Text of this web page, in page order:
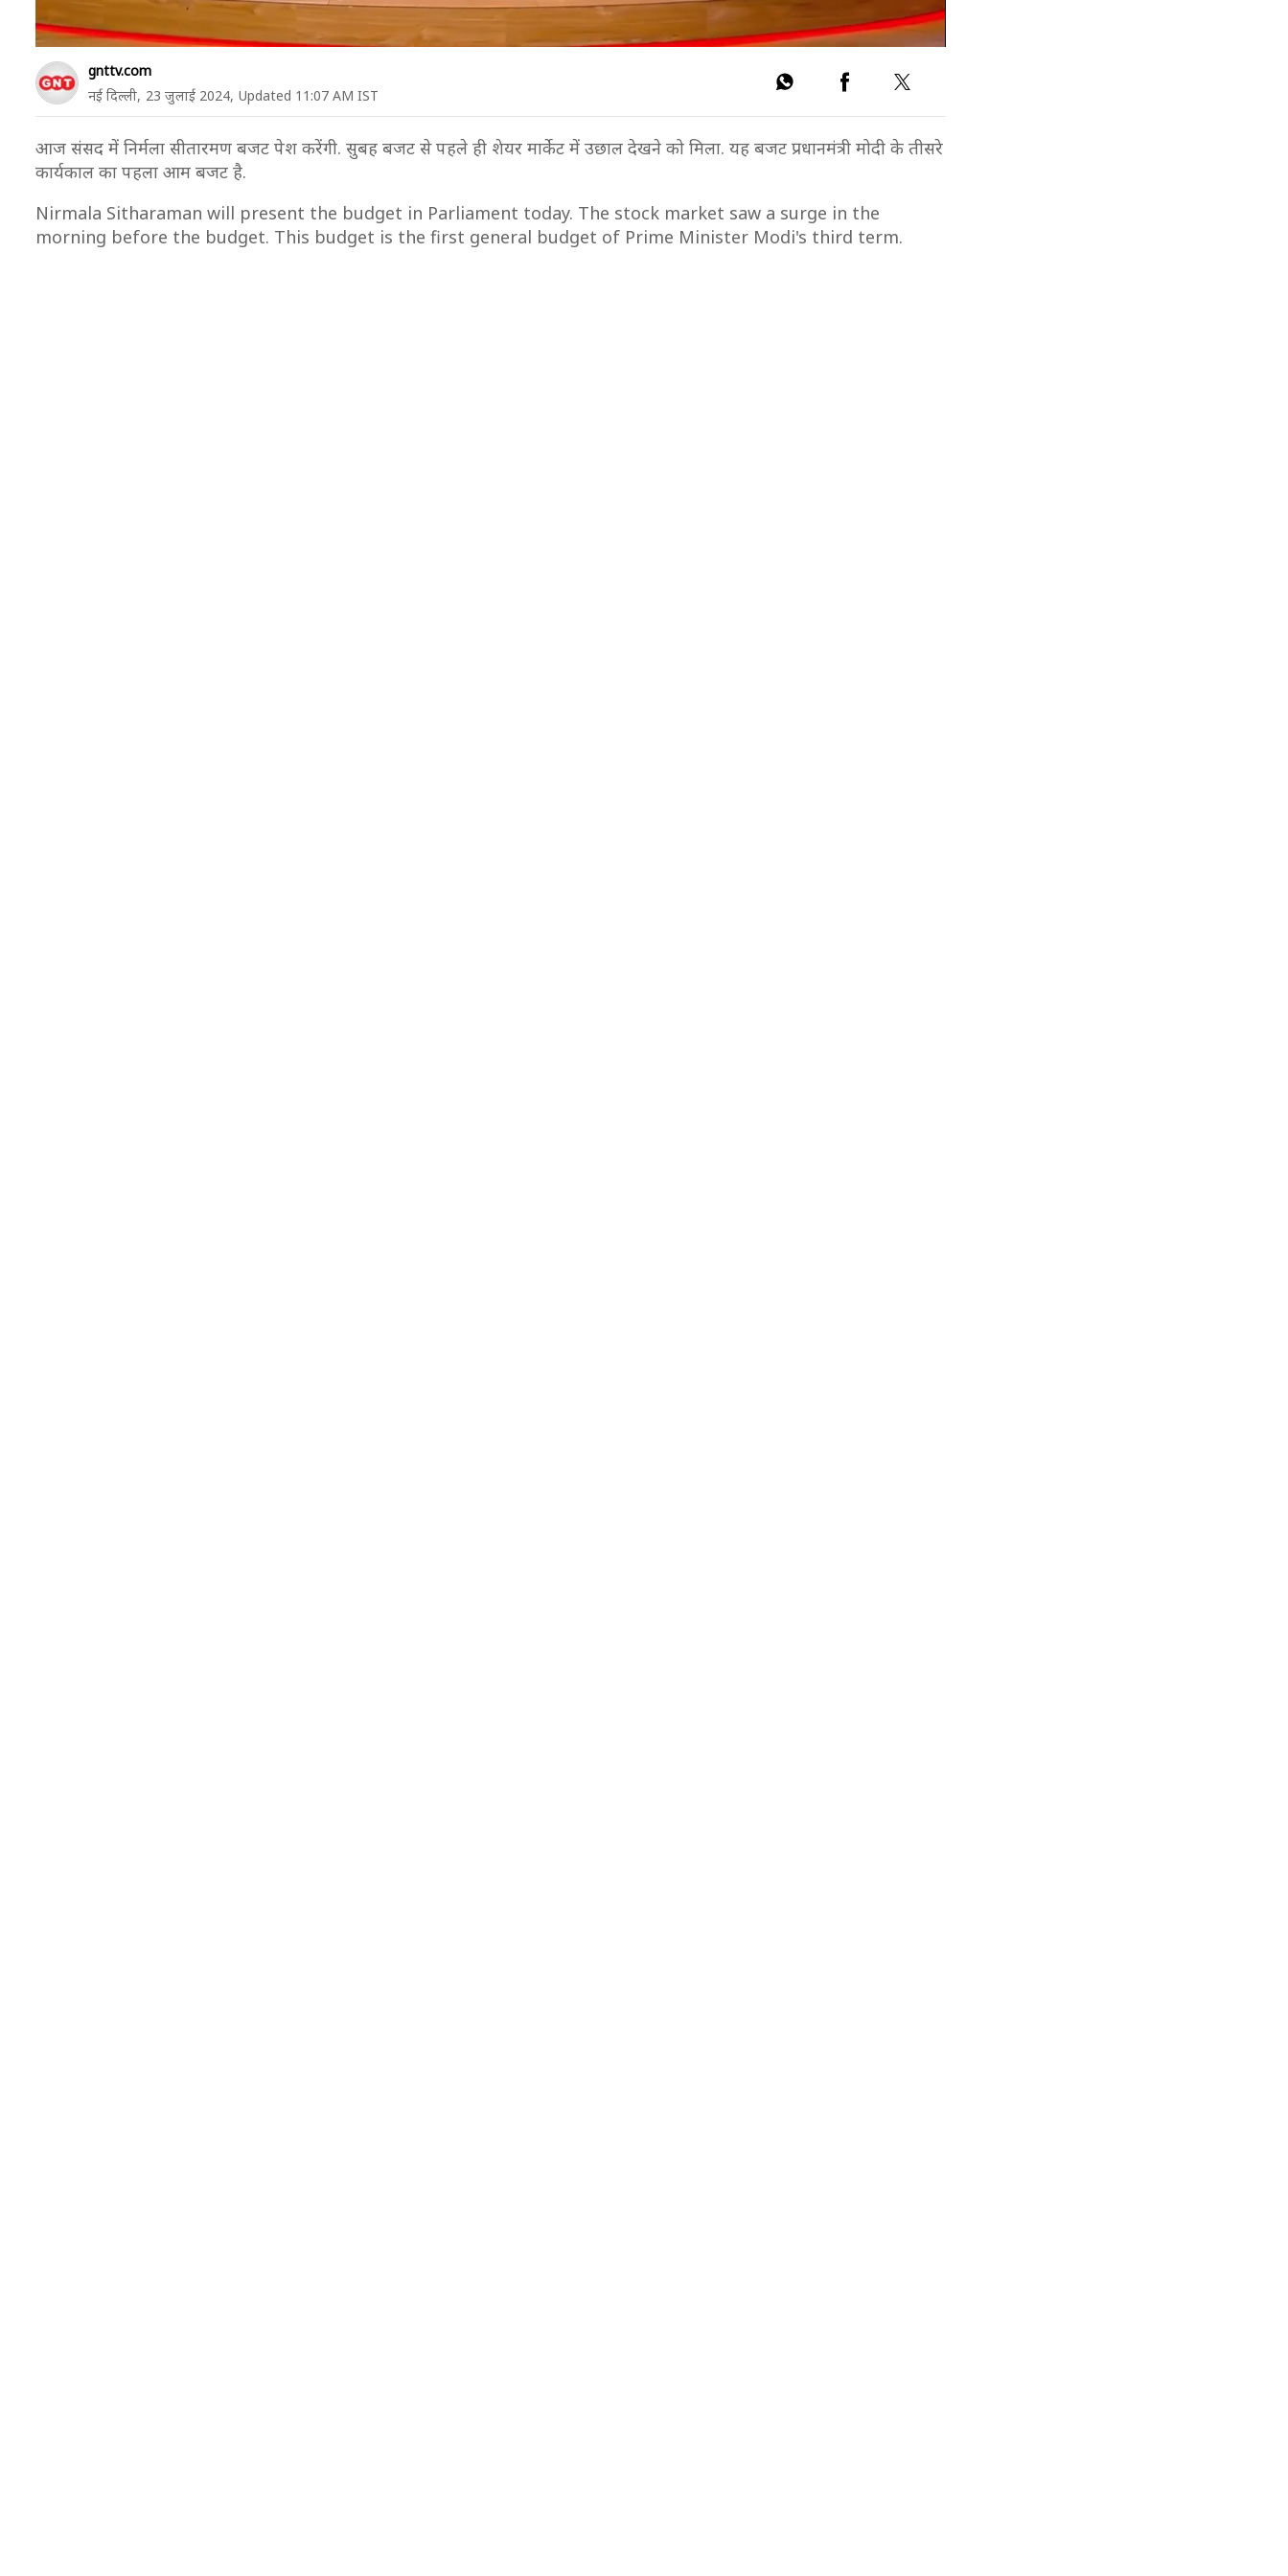
Loading ad
gnttv.com
नई दिल्ली, 23 जुलाई 2024, Updated 11:07 AM IST
आज संसद में निर्मला सीतारमण बजट पेश करेंगी. सुबह बजट से पहले ही शेयर मार्केट में उछाल देखने को मिला. यह बजट प्रधानमंत्री मोदी के तीसरे
कार्यकाल का पहला आम बजट है.
Nirmala Sitharaman will present the budget in Parliament today. The stock market saw a surge in the
morning before the budget. This budget is the first general budget of Prime Minister Modi's third term.